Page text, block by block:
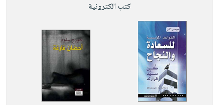
كتب الكترونية